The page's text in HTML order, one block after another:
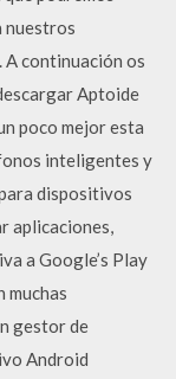
nuestros
continuación os
Aptoide
poco mejor esta
inteligentes y
dispositivos
aplicaciones,
a Google’s Play
muchas
gestor de
Android